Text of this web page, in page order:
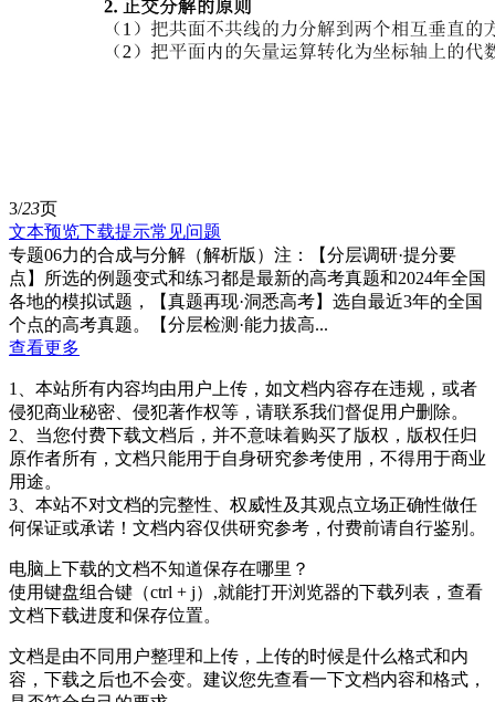
3/23页
文本预览下载提示常见问题
专题06力的合成与分解（解析版）注：【分层调研·提分要
点】所选的例题变式和练习都是最新的高考真题和2024年全国
各地的模拟试题，【真题再现·洞悉高考】选自最近3年的全国
个点的高考真题。【分层检测·能力拔高...
查看更多
1、本站所有内容均由用户上传，如文档内容存在违规，或者
侵犯商业秘密、侵犯著作权等，请联系我们督促用户删除。
2、当您付费下载文档后，并不意味着购买了版权，版权任归
原作者所有，文档只能用于自身研究参考使用，不得用于商业
用途。
3、本站不对文档的完整性、权威性及其观点立场正确性做任
何保证或承诺！文档内容仅供研究参考，付费前请自行鉴别。
电脑上下载的文档不知道保存在哪里？
使用键盘组合键（ctrl + j）,就能打开浏览器的下载列表，查看
文档下载进度和保存位置。
文档是由不同用户整理和上传，上传的时候是什么格式和内
容，下载之后也不会变。建议您先查看一下文档内容和格式，